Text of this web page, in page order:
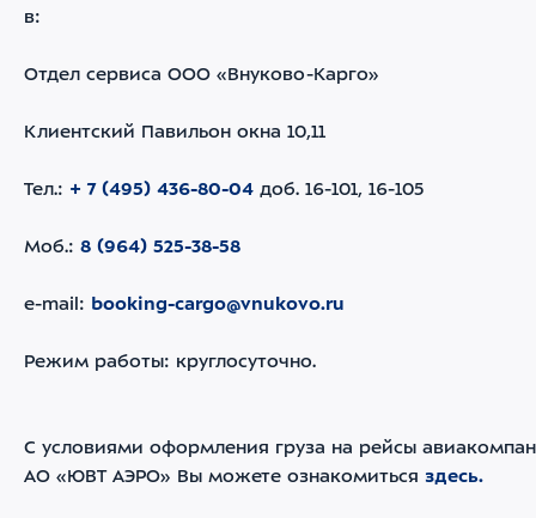
в:
Отдел сервиса ООО «Внуково-Карго»
Клиентский Павильон окна 10,11
Тел.: + 7 (495) 436-80-04 доб. 16-101, 16-105
Моб.: 8 (964) 525-38-58
e-mail: booking-cargo@vnukovo.ru
Режим работы: круглосуточно.
С условиями оформления груза на рейсы
АО «ЮВТ АЭРО» Вы можете ознакомиться здесь.